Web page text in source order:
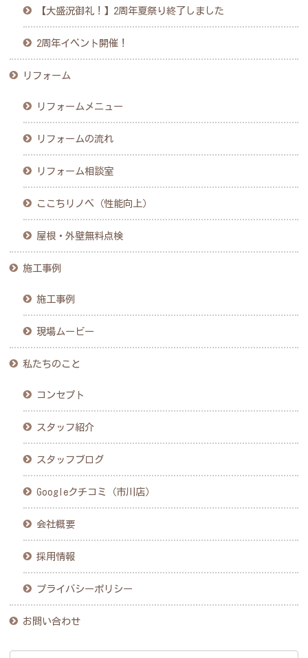
【大盛況御礼！】2周年夏祭り終了しました
2周年イベント開催！
リフォーム
リフォームメニュー
リフォームの流れ
リフォーム相談室
ここちリノベ（性能向上）
屋根・外壁無料点検
施工事例
施工事例
現場ムービー
私たちのこと
コンセプト
スタッフ紹介
スタッフブログ
Googleクチコミ（市川店）
会社概要
採用情報
プライバシーポリシー
お問い合わせ